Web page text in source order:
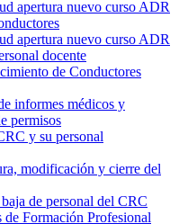
apertura nuevo curso ADR
apertura nuevo curso ADR
docente
de Conductores
informes médicos y
permisos
y su personal
modificación y cierre del
de personal del CRC
de Formación Profesional